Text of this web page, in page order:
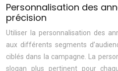
Personnalisation des
précision
Utiliser la personnalisation des
aux différents segments
ciblés dans la campagne. La
slogan plus pertinent pour